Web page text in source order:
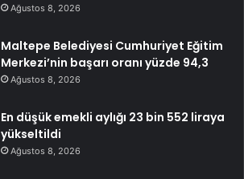
Ağustos 8, 2026
Maltepe Belediyesi Cumhuriyet Eğitim
Merkezi’nin başarı oranı yüzde 94,3
Ağustos 8, 2026
En düşük emekli aylığı 23 bin 552 liraya
yükseltildi
Ağustos 8, 2026